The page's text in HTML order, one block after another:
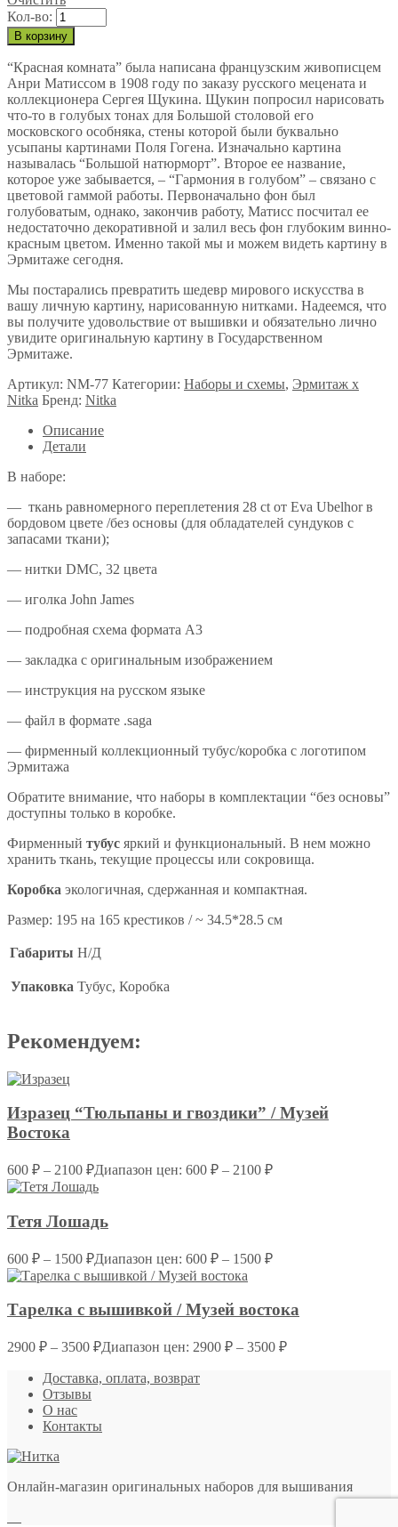
Кол-во:
В корзину
“Красная комната” была написана французским живописцем
Анри Матиссом в 1908 году по заказу русского мецената и
коллекционера Сергея Щукина. Щукин попросил нарисовать
что-то в голубых тонах для Большой столовой его
московского особняка, стены которой были буквально
усыпаны картинами Поля Гогена. Изначально картина
называлась “Большой натюрморт”. Второе ее название,
которое уже забывается, – “Гармония в голубом” – связано с
цветовой гаммой работы. Первоначально фон был
голубоватым, однако, закончив работу, Матисс посчитал ее
недостаточно декоративной и залил весь фон глубоким винно-
красным цветом. Именно такой мы и можем видеть картину в
Эрмитаже сегодня.
Мы постарались превратить шедевр мирового искусства в
вашу личную картину, нарисованную нитками. Надеемся, что
вы получите удовольствие от вышивки и обязательно лично
увидите оригинальную картину в Государственном
Эрмитаже.
Артикул: NM-77 Категории: Наборы и схемы, Эрмитаж x
Nitka Бренд: Nitka
Описание
Детали
В наборе:
— ткань равномерного переплетения 28 ct от Eva Ubelhor в
бордовом цвете /без основы (для обладателей сундуков с
запасами ткани);
— нитки DMC, 32 цвета
— иголка John James
— подробная схема формата А3
— закладка с оригинальным изображением
— инструкция на русском языке
— файл в формате .saga
— фирменный коллекционный тубус/коробка с логотипом
Эрмитажа
Обратите внимание, что наборы в комплектации “без основы”
доступны только в коробке.
Фирменный тубус яркий и функциональный. В нем можно
хранить ткань, текущие процессы или сокровища.
Коробка экологичная, сдержанная и компактная.
Размер: 195 на 165 крестиков / ~ 34.5*28.5 см
Габариты Н/Д
Упаковка Тубус, Коробка
Рекомендуем:
Изразец “Тюльпаны и гвоздики” / Музей
Востока
600 ₽ – 2100 ₽Диапазон цен: 600 ₽ – 2100 ₽
Тетя Лошадь
600 ₽ – 1500 ₽Диапазон цен: 600 ₽ – 1500 ₽
Тарелка с вышивкой / Музей востока
2900 ₽ – 3500 ₽Диапазон цен: 2900 ₽ – 3500 ₽
Доставка, оплата, возврат
Отзывы
О нас
Контакты
Онлайн-магазин оригинальных наборов для вышивания